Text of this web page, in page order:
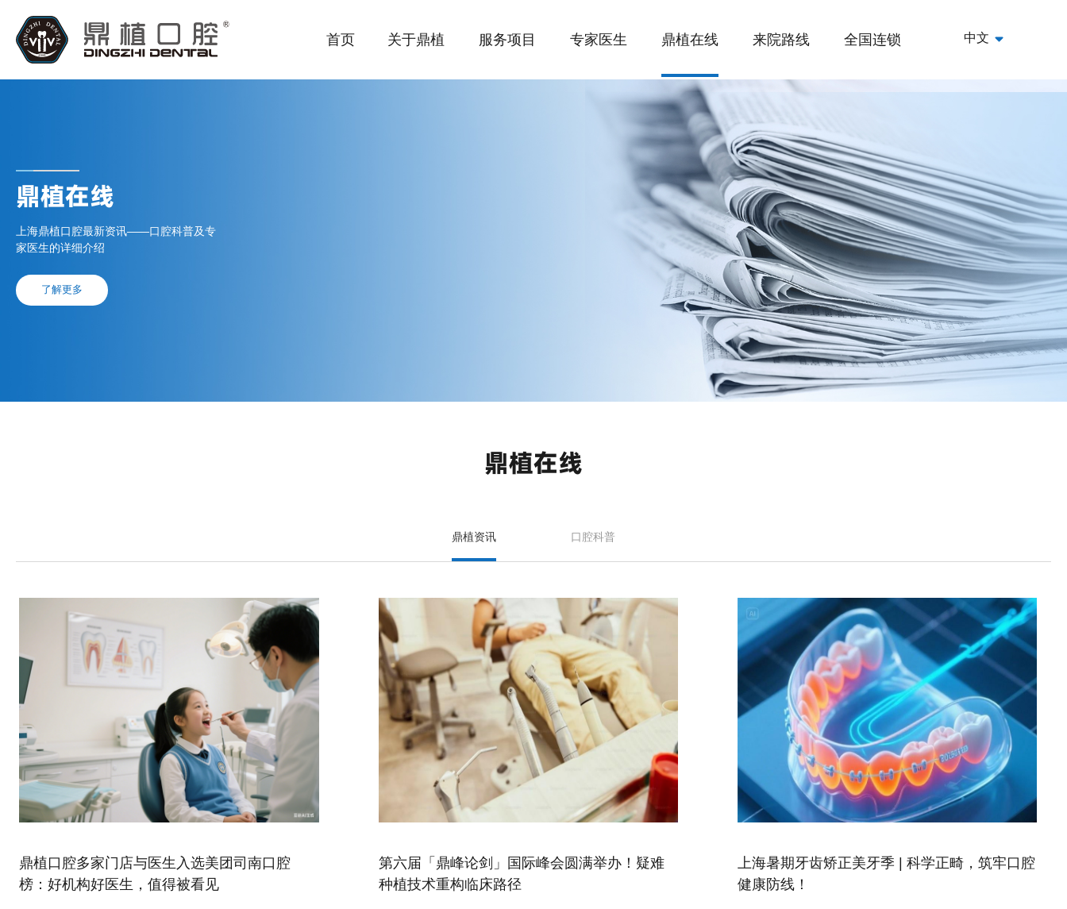
首页 关于鼎植 服务项目 专家医生 鼎植在线 来院路线 全国连锁 中文
鼎植在线
上海鼎植口腔最新资讯——口腔科普及专
家医生的详细介绍
了解更多
鼎植在线
鼎植资讯 口腔科普
鼎植口腔多家门店与医生入选美团司南口腔
榜：好机构好医生，值得被看见
第六届「鼎峰论剑」国际峰会圆满举办！疑难
种植技术重构临床路径
上海暑期牙齿矫正美牙季 | 科学正畸，筑牢口腔
健康防线！